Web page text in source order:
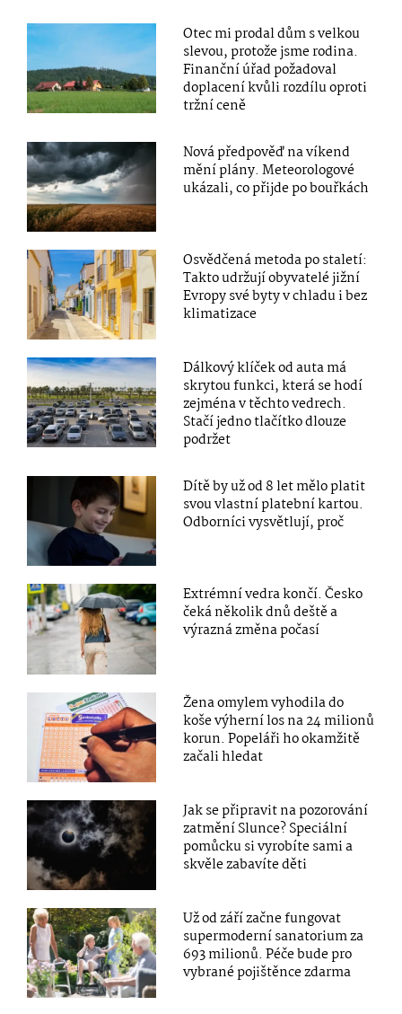
Otec mi prodal dům s velkou
slevou, protože jsme rodina.
Finanční úřad požadoval
doplacení kvůli rozdílu oproti
tržní ceně
Nová předpověď na víkend
mění plány. Meteorologové
ukázali, co přijde po bouřkách
Osvědčená metoda po staletí:
Takto udržují obyvatelé jižní
Evropy své byty v chladu i bez
klimatizace
Dálkový klíček od auta má
skrytou funkci, která se hodí
zejména v těchto vedrech.
Stačí jedno tlačítko dlouze
podržet
Dítě by už od 8 let mělo platit
svou vlastní platební kartou.
Odborníci vysvětlují, proč
Extrémní vedra končí. Česko
čeká několik dnů deště a
výrazná změna počasí
Žena omylem vyhodila do
koše výherní los na 24 milionů
korun. Popeláři ho okamžitě
začali hledat
Jak se připravit na pozorování
zatmění Slunce? Speciální
pomůcku si vyrobíte sami a
skvěle zabavíte děti
Už od září začne fungovat
supermoderní sanatorium za
693 milionů. Péče bude pro
vybrané pojištěnce zdarma